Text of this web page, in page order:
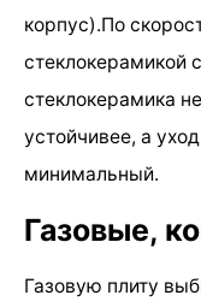
корпус).По
стеклокерамикой
стеклокерамика
устойчивее, а
минимальный.
Газовые,
Газовую плиту